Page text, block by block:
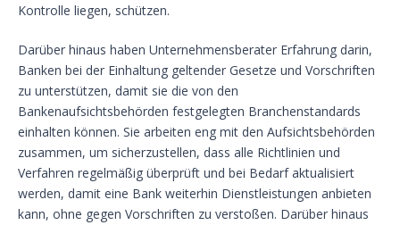
Kontrolle liegen, schützen.
Darüber hinaus haben Unternehmensberater Erfahrung darin,
Banken bei der Einhaltung geltender Gesetze und Vorschriften
zu unterstützen, damit sie die von den
Bankenaufsichtsbehörden festgelegten Branchenstandards
einhalten können. Sie arbeiten eng mit den Aufsichtsbehörden
zusammen, um sicherzustellen, dass alle Richtlinien und
Verfahren regelmäßig überprüft und bei Bedarf aktualisiert
werden, damit eine Bank weiterhin Dienstleistungen anbieten
kann, ohne gegen Vorschriften zu verstoßen. Darüber hinaus